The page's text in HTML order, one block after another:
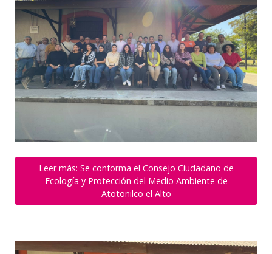
Leer más: Se conforma el Consejo Ciudadano de
Ecología y Protección del Medio Ambiente de
Atotonilco el Alto